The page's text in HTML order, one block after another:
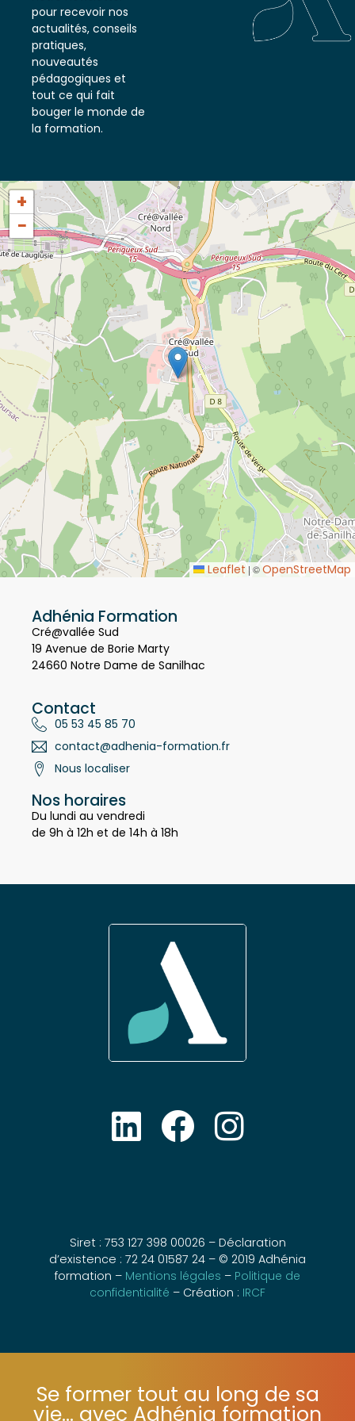
notre newsletter
pour recevoir nos
actualités, conseils
pratiques,
nouveautés
pédagogiques et
tout ce qui fait
bouger le monde de
+
−
Adhénia Formation
Cré@vallée Sud
19 Avenue de Borie Marty
Contact
05 53 45 85 70
contact@adhenia-formation.fr
Nos horaires
Du lundi au vendredi
Siret : 753 127 398 00026 – Déclaration
d’existence : 72 24 01587 24 – © 2019 Adhénia
formation –Mentions légales– Politique de
Se former tout au long de sa